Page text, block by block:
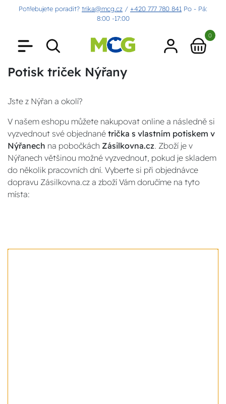
Potřebujete poradit? trika@mcg.cz / +420 777 780 841 Po - Pá:
8:00 -17:00
0
Potisk triček Nýřany
Jste z Nýřan a okolí?
V našem eshopu můžete nakupovat online a následně si
vyzvednout své objednané trička s vlastním potiskem v
Nýřanech na pobočkách Zásilkovna.cz. Zboží je v
Nýřanech většinou možné vyzvednout, pokud je skladem
do několik pracovních dní. Vyberte si při objednávce
dopravu Zásilkovna.cz a zboží Vám doručíme na tyto
místa: